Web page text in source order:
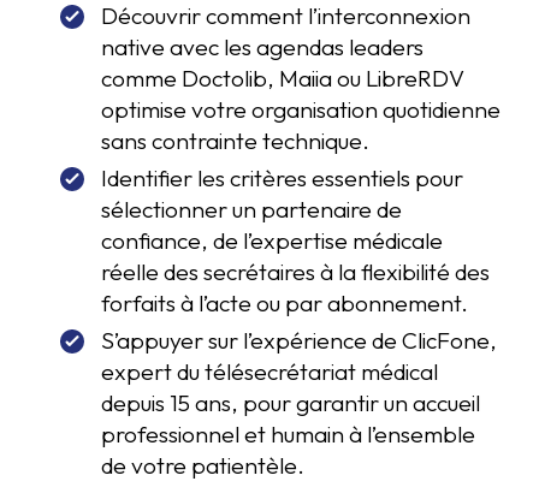
Découvrir comment l’interconnexion
native avec les agendas leaders
comme Doctolib, Maiia ou LibreRDV
optimise votre organisation quotidienne
sans contrainte technique.
Identifier les critères essentiels pour
sélectionner un partenaire de
confiance, de l’expertise médicale
réelle des secrétaires à la flexibilité des
forfaits à l’acte ou par abonnement.
S’appuyer sur l’expérience de ClicFone,
expert du télésecrétariat médical
depuis 15 ans, pour garantir un accueil
professionnel et humain à l’ensemble
de votre patientèle.